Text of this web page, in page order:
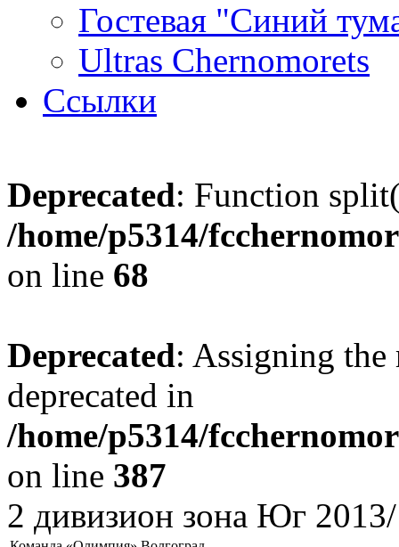
Гостевая "Синий
Ultras Chernomorets
Ссылки
Deprecated: Function
/home/p5314/
on line 68
Deprecated: Assigning the
deprecated in
/home/p5314/
on line 387
2 дивизион зона Юг